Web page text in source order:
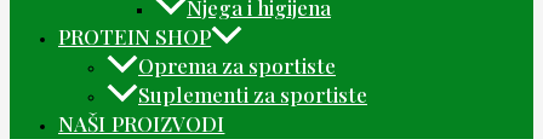
Njega i higijena
PROTEIN SHOP
Oprema za sportiste
Suplementi za sportiste
NAŠI PROIZVODI